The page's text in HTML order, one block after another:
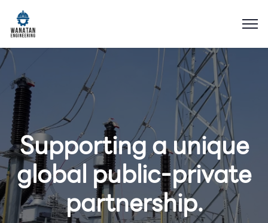
Supporting a unique
global public-private
partnership.